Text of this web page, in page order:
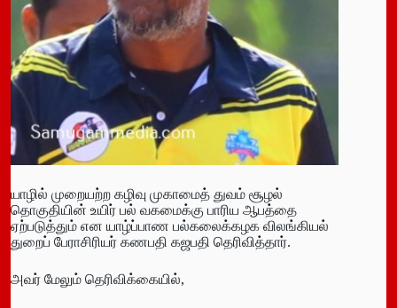
யாழில் முறையற்ற கழிவு முகாமைத் துவம் சூழல்
தொகுதியின் உயிர் பல் வகமைக்கு பாரிய ஆபத்தை
ஏற்படுத்தும் என யாழ்ப்பாண பல்கலைக்கழக விலங்கியல்
துறைப் பேராசிரியர் கணபதி கஜபதி தெரிவித்தார்.
அவர் மேலும் தெரிவிக்கையில்,